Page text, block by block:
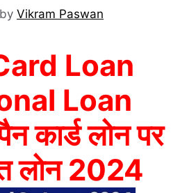
by Vikram Paswan
Loan
Loan
कार्ड लोन पर
लोन 2024